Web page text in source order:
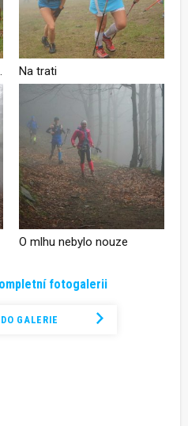
fotogalerii
GALERIE
Na trati
O mlhu nebylo nouze